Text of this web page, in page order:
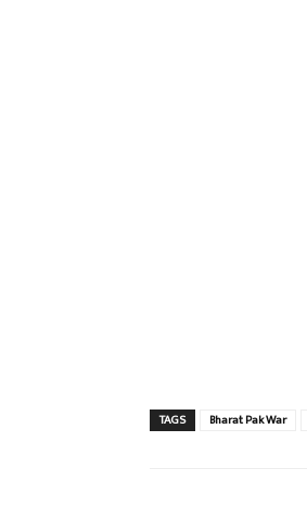
TAGS Bharat Pak War